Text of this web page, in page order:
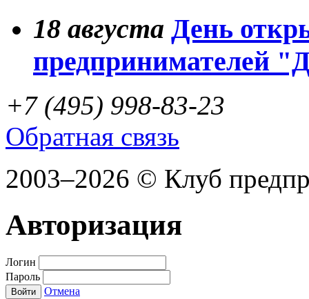
18 августа День
предпринимателей
+7 (495) 998-83-23
Обратная связь
2003–2026 © Клуб
Авторизация
Логин
Пароль
Войти Отмена